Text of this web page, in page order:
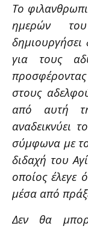
Το
ημερών του
για τους
προσφέροντας
στους
από αυτή
αναδεικνύει
σύμφωνα με
διδαχή του
οποίος έλεγε
μέσα από
Δεν θα